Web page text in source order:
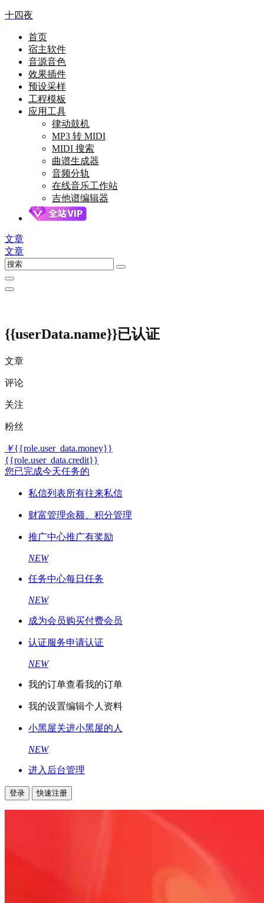
十四夜
首页
宿主软件
音源音色
效果插件
预设采样
工程模板
应用工具
律动鼓机
MP3 转 MIDI
MIDI 搜索
曲谱生成器
音频分轨
在线音乐工作站
吉他谱编辑器
文章
文章
{{userData.name}}已认证
文章
评论
关注
粉丝
￥{{role.user_data.money}}
{{role.user_data.credit}}
您已完成今天任务的
私信列表所有往来私信
财富管理余额、积分管理
推广中心推广有奖励
NEW
任务中心每日任务
NEW
成为会员购买付费会员
认证服务申请认证
NEW
我的订单查看我的订单
我的设置编辑个人资料
小黑屋关进小黑屋的人
NEW
进入后台管理
登录 快速注册